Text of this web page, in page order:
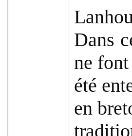
Dans
ne
été
en